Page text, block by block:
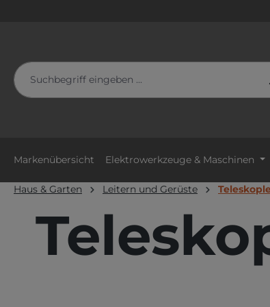
Markenübersicht Elektrowerkzeuge & Maschinen
Haus & Garten Leitern und Gerüste